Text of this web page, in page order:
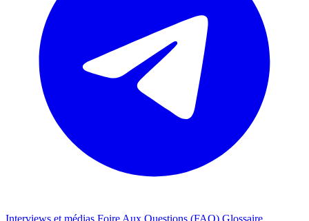
Interviews et médias Foire Aux Questions (FAQ) Glossaire